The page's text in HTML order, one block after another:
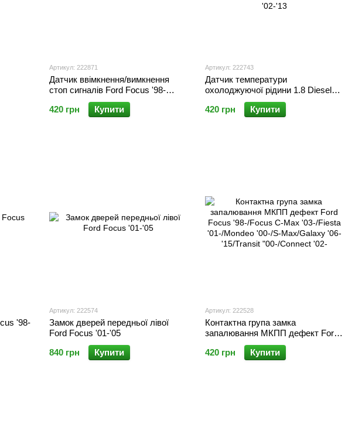
Артикул: 222871
Датчик ввімкнення/вимкнення
стоп сигналів Ford Focus '98-
'05/Mondeo '92-'00
420 грн
Купити
Артикул: 222743
Датчик температури
охолоджуючої рідини 1.8 Diesel
Ford Focus '99-'10/Focus C-Max
'05-'10/Fiesta '99-'02/Mondeo '07-
420 грн Купити
'98-
Артикул: 222574
Замок дверей передньої лівої
Ford Focus '01-'05
840 грн
Купити
Артикул: 222528
Контактна група замка
запалювання МКПП дефект Ford
Focus '98-/Focus C-Max '03-/Fiesta
'01-/Mondeo '00-/S-Max/Galaxy '06-
420 грн Купити